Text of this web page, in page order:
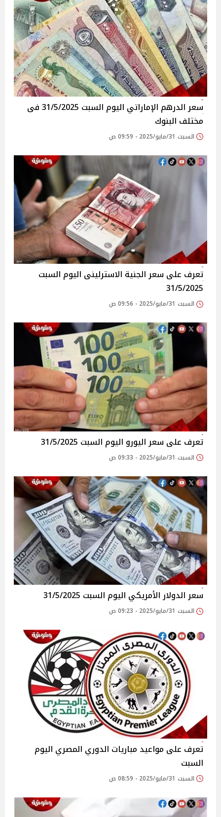
سعر الدرهم الإماراتي اليوم السبت 31/5/2025 فى
مختلف البنوك
السبت 31/مايو/2025 - 09:59 ص
تعرف على سعر الجنية الاسترلينى اليوم السبت
31/5/2025
السبت 31/مايو/2025 - 09:56 ص
تعرف على سعر اليورو اليوم السبت 31/5/2025
السبت 31/مايو/2025 - 09:33 ص
سعر الدولار الأمريكي اليوم السبت 31/5/2025
السبت 31/مايو/2025 - 09:23 ص
تعرف على مواعيد مباريات الدوري المصري اليوم
السبت
السبت 31/مايو/2025 - 08:59 ص